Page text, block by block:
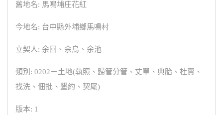
舊地名: 馬鳴埔庄花紅
今地名: 台中縣外埔鄉馬鳴村
立契人: 余回、余烏、余池
類別: 0202－土地(執照、歸管分管、丈單、典胎、杜賣、
找洗、佃批、墾約、契尾)
版本: 1